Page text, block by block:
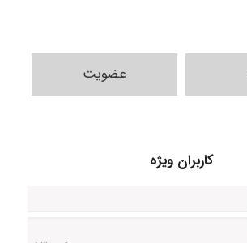
عضویت
کاربران ویژه